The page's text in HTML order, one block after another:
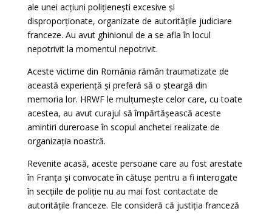
ale unei acțiuni polițienești excesive și
disproporționate, organizate de autoritățile judiciare
franceze. Au avut ghinionul de a se afla în locul
nepotrivit la momentul nepotrivit.
Aceste victime din România rămân traumatizate de
această experiență și preferă să o șteargă din
memoria lor. HRWF le mulțumește celor care, cu toate
acestea, au avut curajul să împărtășească aceste
amintiri dureroase în scopul anchetei realizate de
organizația noastră.
Revenite acasă, aceste persoane care au fost arestate
în Franța și convocate în cătușe pentru a fi interogate
în secțiile de poliție nu au mai fost contactate de
autoritățile franceze. Ele consideră că justiția franceză